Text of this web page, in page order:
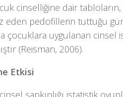
cinselliğine dair
eden pedofillerin tuttuğu
çocuklara uygulanan cinsel
(Reisman, 2006).
Etkisi
sapkınlığı istatistik